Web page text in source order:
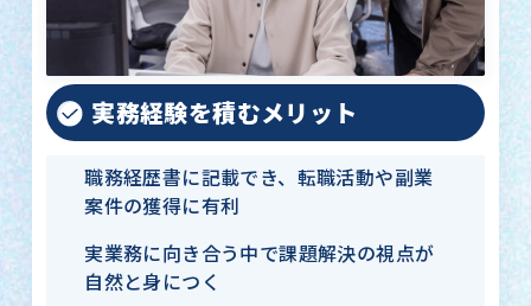
実務経験を積むメリット
職務経歴書に記載でき、転職活動や副業
案件の獲得に有利
実業務に向き合う中で課題解決の視点が
自然と身につく